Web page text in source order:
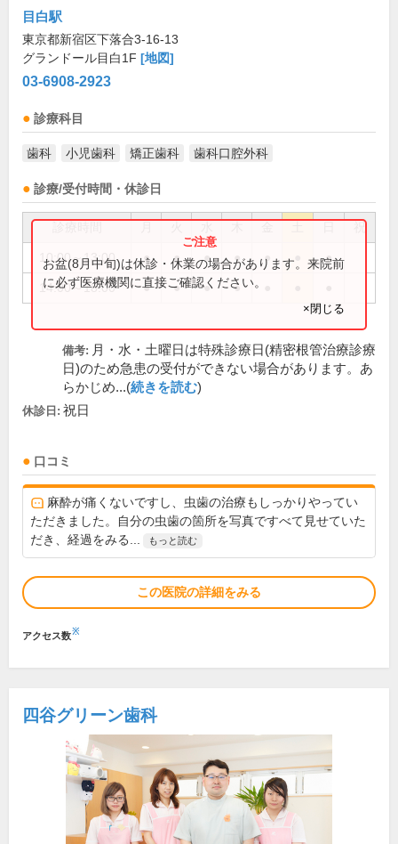
目白駅
東京都新宿区下落合3-16-13
グランドール目白1F [地図]
03-6908-2923
診療科目
歯科 小児歯科 矯正歯科 歯科口腔外科
診療/受付時間・休診日
祝
10:00～13:00 ● ● ● ● ● ●
14:00～18:00 ● ● ● ●
お盆(8月中旬)は休診・休業の場合があります。来院前
に必ず医療機関に直接ご確認ください。
×閉じる
備考: 月・水・土曜日は特殊診療日(精密根管治療診療
日)のため急患の受付ができない場合があります。あ
らかじめ...(続きを読む)
休診日: 祝日
口コミ
麻酔が痛くないですし、虫歯の治療もしっかりやってい
ただきました。自分の虫歯の箇所を写真ですべて見せていた
だき、経過をみる...
もっと読む
この医院の詳細をみる
アクセス数※
四谷グリーン歯科